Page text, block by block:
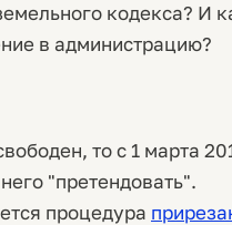
кодекса? И
в администрацию?
то с 1 марта
"претендовать".
процедура